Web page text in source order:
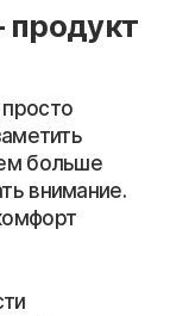
продукт
больше
внимание.